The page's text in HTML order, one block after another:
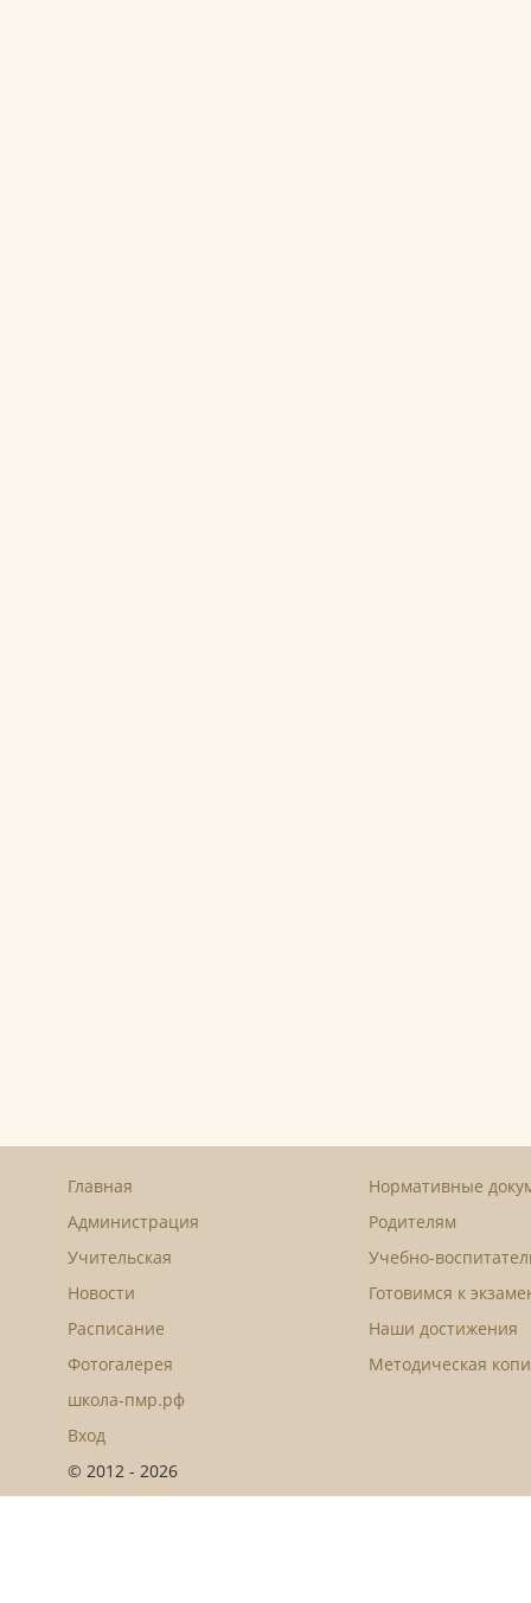
Главная
Администрация
Учительская
Новости
Расписание
Фотогалерея
школа-пмр.рф
Вход
Нормативные
Родителям
Учебно-
Готовимся к
Наши достижения
Методическая
© 2012 - 2026